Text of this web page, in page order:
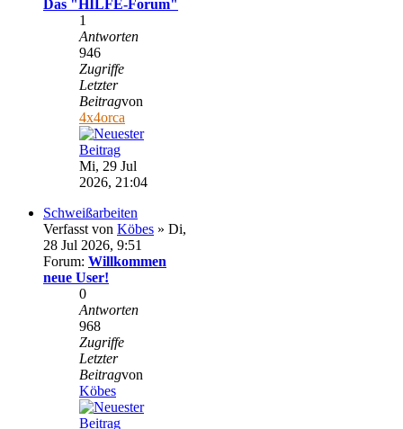
Das "HILFE-Forum"
1
Antworten
946
Zugriffe
Letzter
Beitragvon
4x4orca
Mi, 29 Jul
2026, 21:04
Schweißarbeiten
Verfasst von Köbes » Di,
28 Jul 2026, 9:51
Forum: Willkommen
neue User!
0
Antworten
968
Zugriffe
Letzter
Beitragvon
Köbes